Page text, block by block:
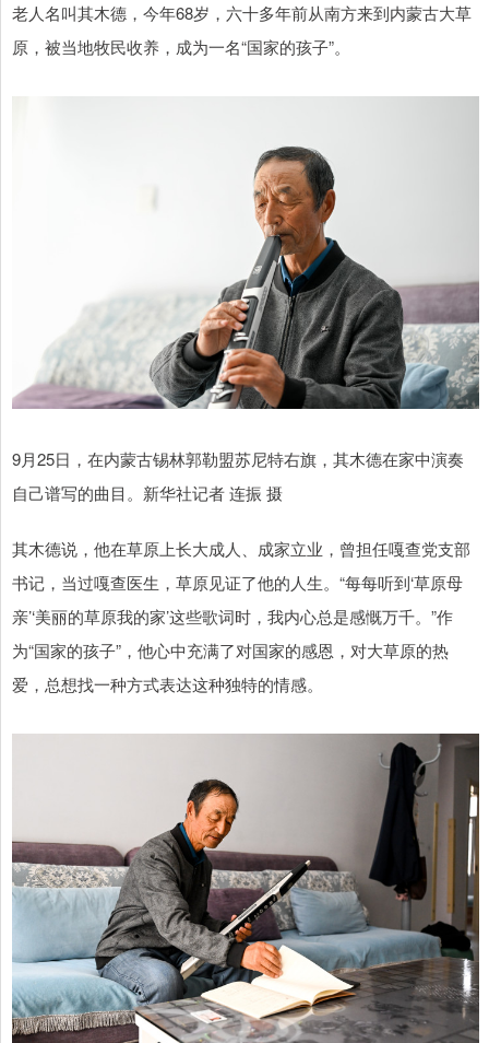
老人名叫其木德，今年68岁，六十多年前从南方来到内蒙古大草
原，被当地牧民收养，成为一名“国家的孩子”。
9月25日，在内蒙古锡林郭勒盟苏尼特右旗，其木德在家中演奏
自己谱写的曲目。新华社记者 连振 摄
其木德说，他在草原上长大成人、成家立业，曾担任嘎查党支部
书记，当过嘎查医生，草原见证了他的人生。“每每听到‘草原母
亲’‘美丽的草原我的家’这些歌词时，我内心总是感慨万千。”作
为“国家的孩子”，他心中充满了对国家的感恩，对大草原的热
爱，总想找一种方式表达这种独特的情感。